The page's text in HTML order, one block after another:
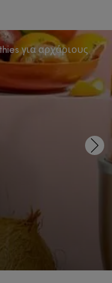
για αρχάριους